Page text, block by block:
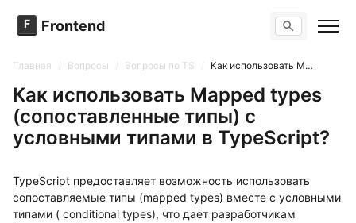
F Frontend Поиск по сайту
Тренажер вопросов
Тесты
Задачи
Главная Вопросы Вопросы по TS Как использовать Mapped types (сопоставленные типы) с условными типами в TypeScript?
Как использовать Mapped types
(сопоставленные типы) с
условными типами в TypeScript?
TypeScript предоставляет возможность использовать
сопоставляемые типы (mapped types) вместе с условными
типами ( conditional types), что дает разработчикам